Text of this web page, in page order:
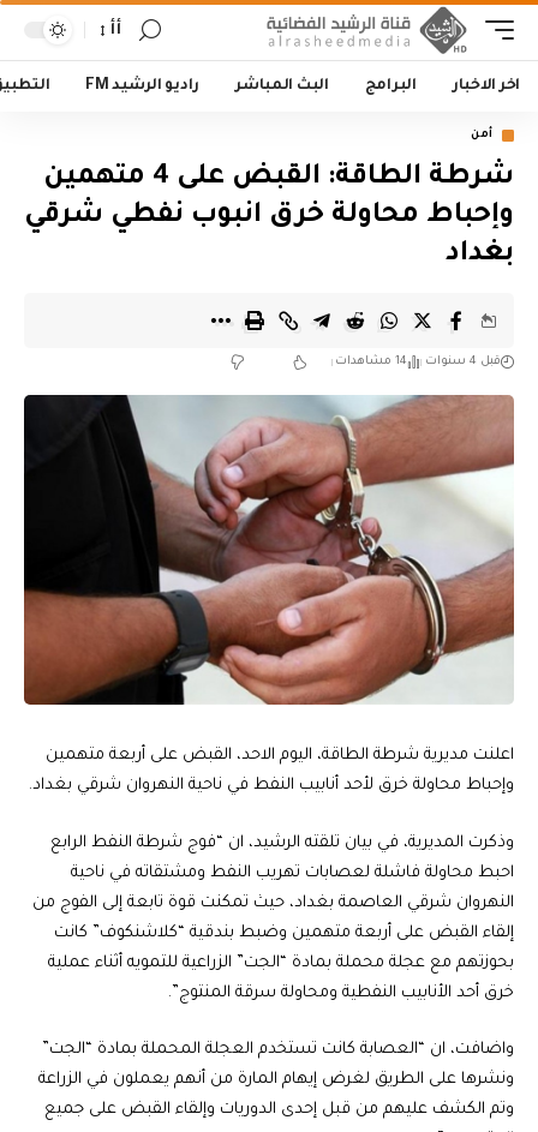
أأ
اخر الاخبار البرامج البث المباشر راديو الرشيد FM
أمن
شرطة الطاقة: القبض على 4 متهمين
وإحباط محاولة خرق انبوب نفطي شرقي
بغداد
قبل 4 سنوات 14 مشاهدات
اعلنت مديرية شرطة الطاقة، اليوم الاحد، القبض على أربعة متهمين
وإحباط محاولة خرق لأحد أنابيب النفط في ناحية النهروان شرقي بغداد.
وذكرت المديرية، في بيان تلقته الرشيد، ان “فوج شرطة النفط الرابع
احبط محاولة فاشلة لعصابات تهريب النفط ومشتقاته في ناحية
النهروان شرقي العاصمة بغداد، حيث تمكنت قوة تابعة إلى الفوج من
إلقاء القبض على أربعة متهمين وضبط بندقية “كلاشنكوف” كانت
بحوزتهم مع عجلة محملة بمادة “الجت” الزراعية للتمويه أثناء عملية
خرق أحد الأنابيب النفطية ومحاولة سرقة المنتوج”.
واضافت، ان “العصابة كانت تستخدم العجلة المحملة بمادة “الجت”
ونشرها على الطريق لغرض إيهام المارة من أنهم يعملون في الزراعة
وتم الكشف عليهم من قبل إحدى الدوريات وإلقاء القبض على جميع